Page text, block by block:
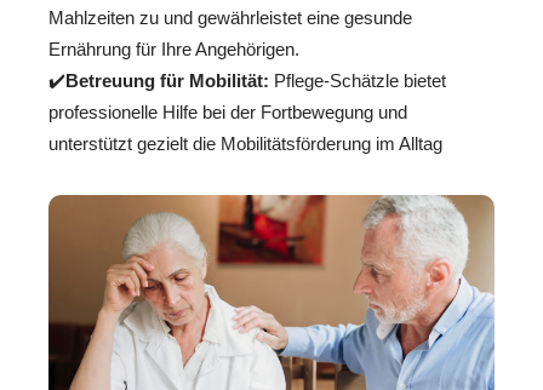
Mahlzeiten zu und gewährleistet eine gesunde
Ernährung für Ihre Angehörigen.
✔️Betreuung für Mobilität: Pflege-Schätzle bietet
professionelle Hilfe bei der Fortbewegung und
unterstützt gezielt die Mobilitätsförderung im Alltag